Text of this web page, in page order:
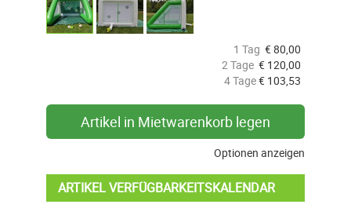
1 Tag €80,00
2 Tage € 120,00
4 Tage€ 103,53
Artikel in Mietwarenkorb legen
Optionen anzeigen
ARTIKEL VERFÜGBARKEITSKALENDAR